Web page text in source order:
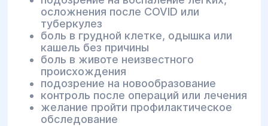
осложнения после COVID или
туберкулез
боль в грудной клетке, одышка или
кашель без причины
боль в животе неизвестного
происхождения
подозрение на новообразование
контроль после операций или лечения
желание пройти профилактическое
обследование